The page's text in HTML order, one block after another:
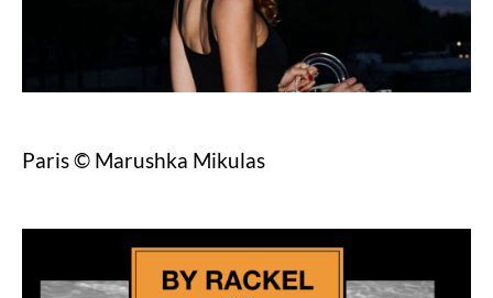
Paris © Marushka Mikulas